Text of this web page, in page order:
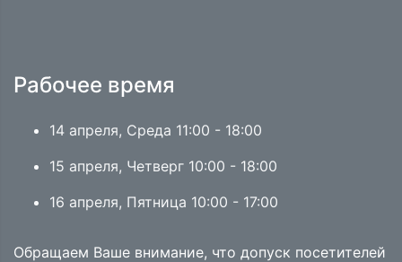
Рабочее время
14 апреля, Среда 11:00 - 18:00
15 апреля, Четверг 10:00 - 18:00
16 апреля, Пятница 10:00 - 17:00
Обращаем Ваше внимание, что допуск посетителей